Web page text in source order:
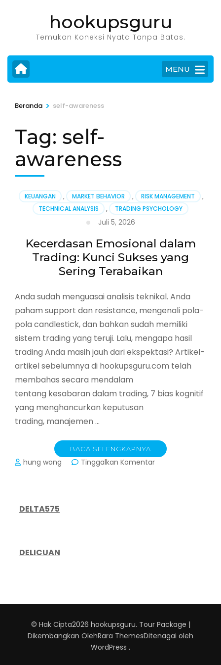
Enter)
hookupsguru
Temukan Koneksi Nyata Tanpa Batas.
MENU
Beranda > self-awareness
Tag: self-
awareness
KEUANGAN , MARKET BEHAVIOR , RISK MANAGEMENT
,
TECHNICAL ANALYSIS
, TRADING PSYCHOLOGY
Juli 5, 2026
Kecerdasan Emosional dalam
Trading: Kunci Sukses yang
Sering Terabaikan
Anda sudah menguasai analisis teknikal. Anda
paham support dan resistance, mengenali pola-
pola candlestick, dan bahkan sudah memiliki
sistem trading yang teruji. Lalu, mengapa hasil
trading Anda masih jauh dari ekspektasi? Artikel-
artikel sebelumnya di hookupsguru.com telah
membahas secara mendalam
tentang kesabaran dalam trading, 7 bias kognitif
yang menghancurkan keputusan
trading, manajemen …
BACA SELENGKAPNYA
hung wong Tinggalkan Komentarpada
DELTA575
DELICUAN
© Hak Cipta2026 hookupsguru. Tour Package |
Dikembangkan OlehRara ThemesDitenagai oleh
WordPress .